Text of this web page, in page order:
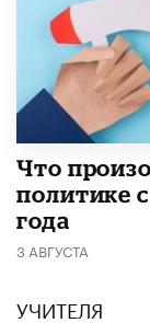
​Что
политике
года
3 АВГУСТА
УЧИТЕЛЯ